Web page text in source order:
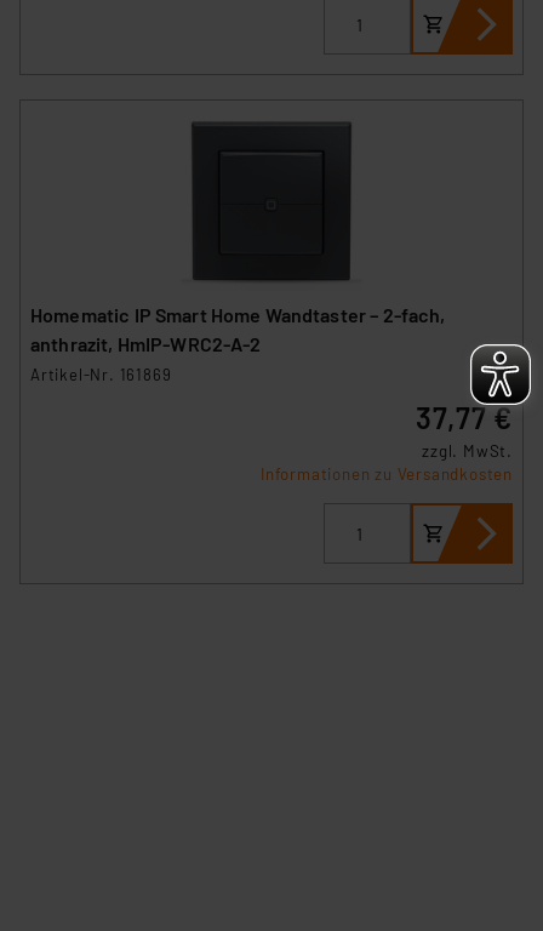
Überwachungsprogrammen verarbeiten, ohne dass
hiergegen Klagemöglichkeiten für Europäer bestehen.
Europäischen Kommission sowie einer eigenen
Beurteilung der mit der Datenübermittlung,
Homematic IP Smart Home Wandtaster – 2-fach,
anthrazit, HmIP-WRC2-A-2
Artikel-Nr. 161869
37,77 €
zzgl. MwSt.
Informationen zu Versandkosten